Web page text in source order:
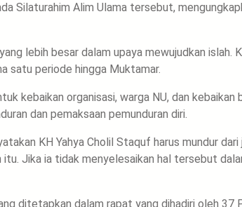
Silaturahim Alim Ulama tersebut,
lebih besar dalam upaya mewujudkan islah.
satu periode hingga Muktamar.
kebaikan organisasi, warga NU, dan kebaikan
dan pemaksaan pemunduran diri.
KH Yahya Cholil Staquf harus mundur dari
Jika ia tidak menyelesaikan hal tersebut
ditetapkan dalam rapat yang dihadiri oleh 37